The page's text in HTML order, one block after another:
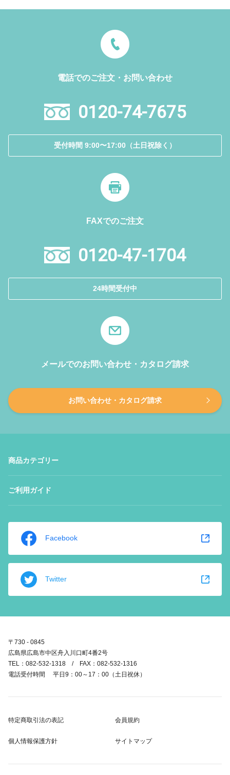
電話でのご注文・お問い合わせ
0120-74-7675
受付時間 9:00〜17:00（土日祝除く）
FAXでのご注文
0120-47-1704
24時間受付中
メールでのお問い合わせ・カタログ請求
お問い合わせ・カタログ請求
商品カテゴリー
ご利用ガイド
Facebook
Twitter
〒730 - 0845
広島県広島市中区舟入川口町4番2号
TEL：082-532-1318 / FAX：082-532-1316
電話受付時間 平日9：00～17：00（土日祝休）
特定商取引法の表記 会員規約
個人情報保護方針 サイトマップ